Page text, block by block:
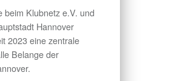
beim Klubnetz e.V. und
Hannover
2023 eine zentrale
Belange der